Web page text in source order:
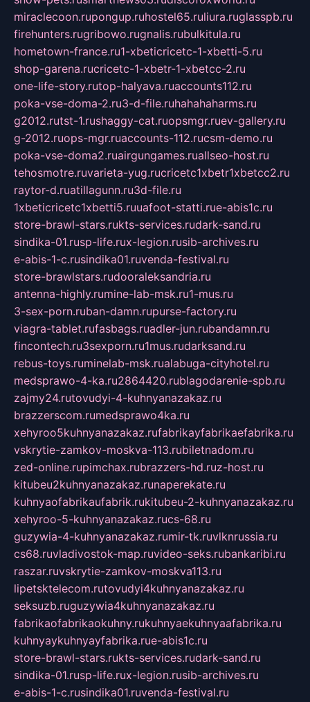
miraclecoon.rupongup.ruhostel65.ruliura.ruglasspb.ru
firehunters.rugribowo.rugnalis.rubulkitula.ru
hometown-france.ru1-xbeticricetc-1-xbetti-5.ru
shop-garena.rucricetc-1-xbetr-1-xbetcc-2.ru
one-life-story.rutop-halyava.ruaccounts112.ru
poka-vse-doma-2.ru3-d-file.ruhahahaharms.ru
g2012.rutst-1.rushaggy-cat.ruopsmgr.ruev-gallery.ru
g-2012.ruops-mgr.ruaccounts-112.rucsm-demo.ru
poka-vse-doma2.ruairgungames.ruallseo-host.ru
tehosmotre.ruvarieta-yug.rucricetc1xbetr1xbetcc2.ru
raytor-d.ruatillagunn.ru3d-file.ru
1xbeticricetc1xbetti5.ruuafoot-statti.rue-abis1c.ru
store-brawl-stars.rukts-services.rudark-sand.ru
sindika-01.rusp-life.rux-legion.rusib-archives.ru
e-abis-1-c.rusindika01.ruvenda-festival.ru
store-brawlstars.rudooraleksandria.ru
antenna-highly.rumine-lab-msk.ru1-mus.ru
3-sex-porn.ruban-damn.rupurse-factory.ru
viagra-tablet.rufasbags.ruadler-jun.rubandamn.ru
fincontech.ru3sexporn.ru1mus.rudarksand.ru
rebus-toys.ruminelab-msk.rualabuga-cityhotel.ru
medsprawo-4-ka.ru2864420.rublagodarenie-spb.ru
zajmy24.rutovudyi-4-kuhnyanazakaz.ru
brazzerscom.rumedsprawo4ka.ru
xehyroo5kuhnyanazakaz.rufabrikayfabrikaefabrika.ru
vskrytie-zamkov-moskva-113.rubiletnadom.ru
zed-online.rupimchax.rubrazzers-hd.ruz-host.ru
kitubeu2kuhnyanazakaz.runaperekate.ru
kuhnyaofabrikaufabrik.rukitubeu-2-kuhnyanazakaz.ru
xehyroo-5-kuhnyanazakaz.rucs-68.ru
guzywia-4-kuhnyanazakaz.rumir-tk.ruvlknrussia.ru
cs68.ruvladivostok-map.ruvideo-seks.rubankaribi.ru
raszar.ruvskrytie-zamkov-moskva113.ru
lipetsktelecom.rutovudyi4kuhnyanazakaz.ru
seksuzb.ruguzywia4kuhnyanazakaz.ru
fabrikaofabrikaokuhny.rukuhnyaekuhnyaafabrika.ru
kuhnyaykuhnyayfabrika.rue-abis1c.ru
store-brawl-stars.rukts-services.rudark-sand.ru
sindika-01.rusp-life.rux-legion.rusib-archives.ru
e-abis-1-c.rusindika01.ruvenda-festival.ru